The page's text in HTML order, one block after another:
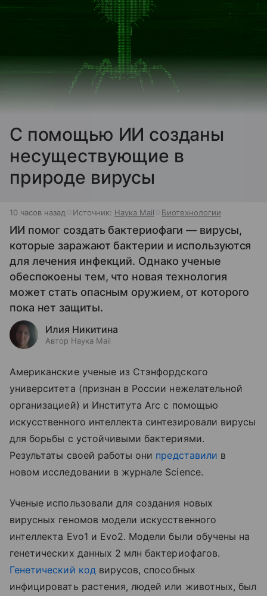
С помощью ИИ созданы
несуществующие в
природе вирусы
10 часов назад Источник: Наука Mail Биотехнологии
ИИ помог создать бактериофаги — вирусы,
которые заражают бактерии и используются
для лечения инфекций. Однако ученые
обеспокоены тем, что новая технология
может стать опасным оружием, от которого
пока нет защиты.
Илия Никитина
Автор Наука Mail
Американские ученые из Стэнфордского
университета (признан в России нежелательной
организацией) и Института Arc с помощью
искусственного интеллекта синтезировали вирусы
для борьбы с устойчивыми бактериями.
Результаты своей работы они представили в
новом исследовании в журнале Science.
Ученые использовали для создания новых
вирусных геномов модели искусственного
интеллекта Evo1 и Evo2. Модели были обучены на
генетических данных 2 млн бактериофагов.
Генетический код вирусов, способных
инфицировать растения, людей или животных, был